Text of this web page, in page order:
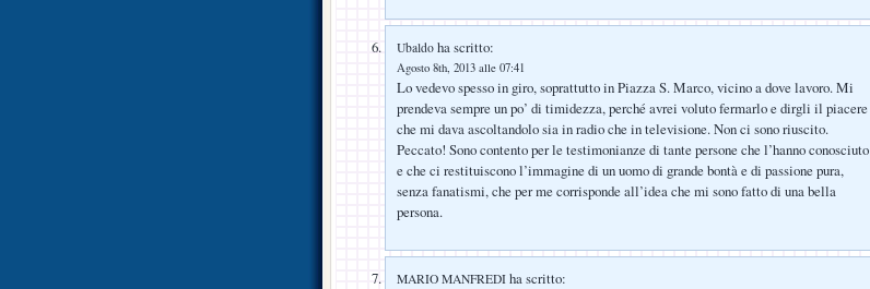
Ubaldo ha scritto:
Agosto 8th, 2013 alle 07:41
Lo vedevo spesso in giro, soprattutto in Piazza S. Marco, vicino a dove lavoro. Mi
prendeva sempre un po’ di timidezza, perché avrei voluto fermarlo e dirgli il piacere
che mi dava ascoltandolo sia in radio che in televisione. Non ci sono riuscito.
Peccato! Sono contento per le testimonianze di tante persone che l’hanno conosciuto
e che ci restituiscono l’immagine di un uomo di grande bontà e di passione pura,
senza fanatismi, che per me corrisponde all’idea che mi sono fatto di una bella
persona.
MARIO MANFREDI ha scritto: